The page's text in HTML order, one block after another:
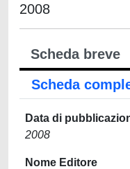
2008
Scheda breve
Scheda
Data di
2008
Nome Editore